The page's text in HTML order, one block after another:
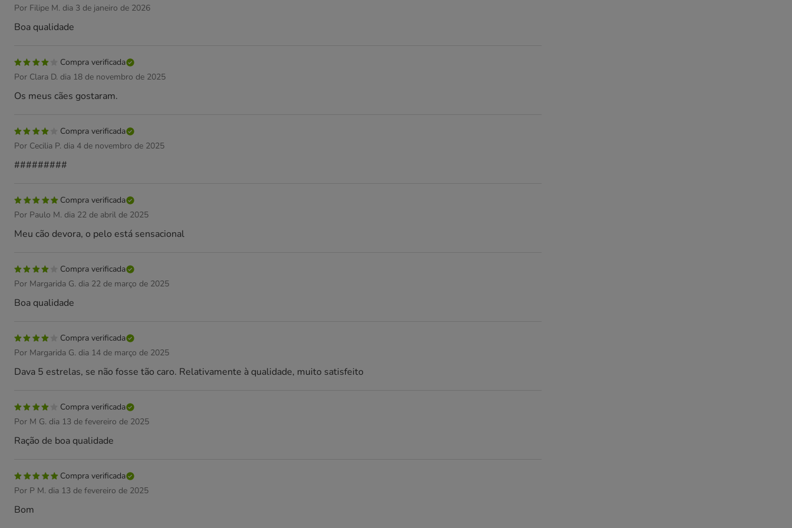
Por Filipe M. dia 3 de janeiro de 2026
Boa qualidade
Compra verificada
Por Clara D. dia 18 de novembro de 2025
Os meus cães gostaram.
Compra verificada
Por Cecilia P. dia 4 de novembro de 2025
#########
Compra verificada
Por Paulo M. dia 22 de abril de 2025
Meu cão devora, o pelo está sensacional
Compra verificada
Por Margarida G. dia 22 de março de 2025
Boa qualidade
Compra verificada
Por Margarida G. dia 14 de março de 2025
Dava 5 estrelas, se não fosse tão caro. Relativamente à qualidade, muito satisfeito
Compra verificada
Por M G. dia 13 de fevereiro de 2025
Ração de boa qualidade
Compra verificada
Por P M. dia 13 de fevereiro de 2025
Bom